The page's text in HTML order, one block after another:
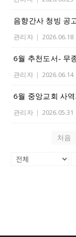
음향간사 청빙 공
관리자 | 2026.06.18
6월 추천도서- 무
관리자 | 2026.06.14
6월 중앙교회 사
관리자 | 2026.05.31
처음